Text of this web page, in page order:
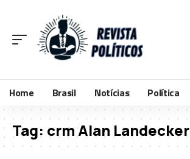
Home Brasil Notícias Política
Tag: crm Alan Landecker